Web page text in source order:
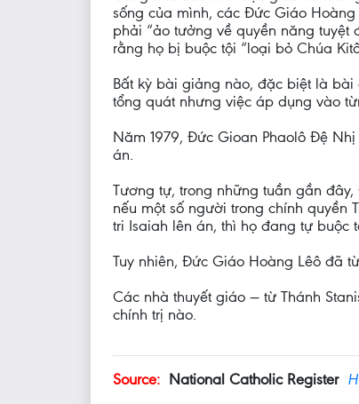
sống của mình, các Đức Giáo
phải “ảo tưởng về quyền năng tuyệt
rằng họ bị buộc tội “loại bỏ Chúa
Bất kỳ bài giảng nào, đặc biệt là
tổng quát nhưng việc áp dụng vào
Năm 1979, Đức Gioan Phaolô Đệ
án.
Tương tự, trong những tuần gần
nếu một số người trong chính quyền
tri Isaiah lên án, thì họ đang tự buộc
Tuy nhiên, Đức Giáo Hoàng Lêô đã
Các nhà thuyết giáo — từ Thánh
chính trị nào.
Source: National Catholic Register